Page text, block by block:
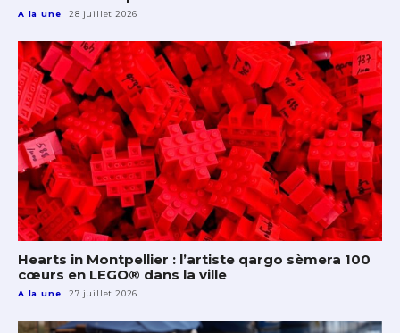
A la une 28 juillet 2026
Hearts in Montpellier : l’artiste qargo sèmera 100
cœurs en LEGO® dans la ville
A la une 27 juillet 2026